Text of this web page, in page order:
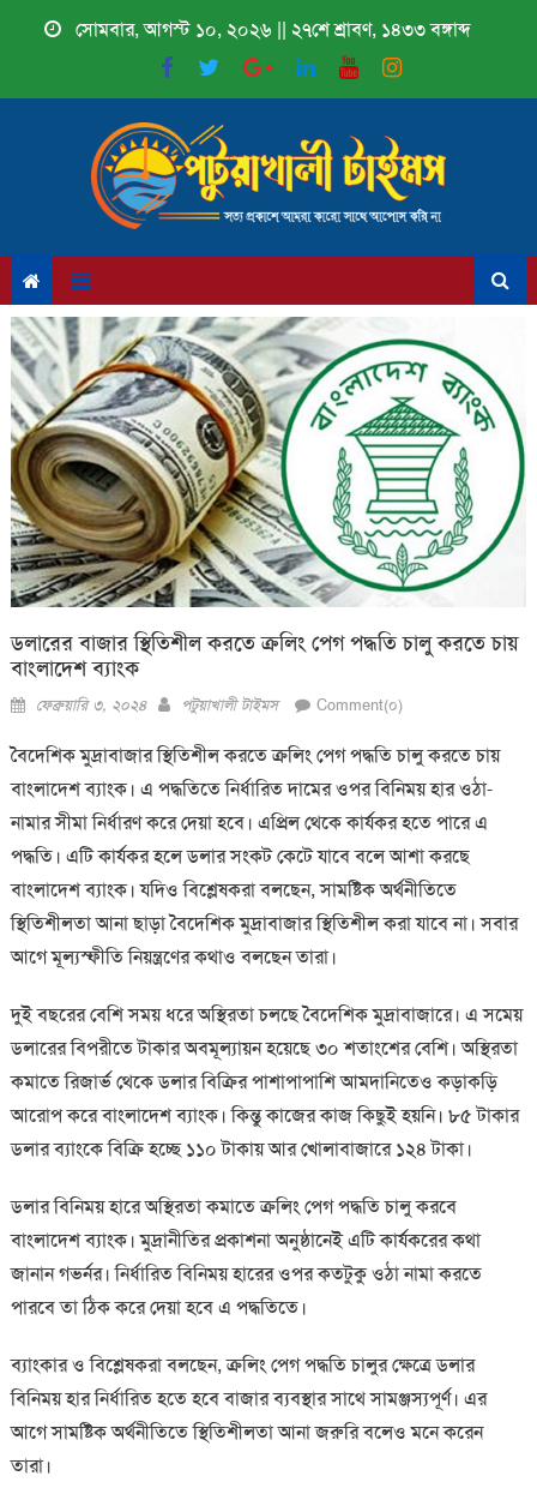
সোমবার, আগস্ট ১০, ২০২৬ || ২৭শে শ্রাবণ, ১৪৩৩ বঙ্গাব্দ
ডলারের বাজার স্থিতিশীল করতে ক্রলিং পেগ পদ্ধতি চালু করতে চায়
বাংলাদেশ ব্যাংক
Posted
ফেব্রুয়ারি ৩, ২০২৪ Author
পটুয়াখালী টাইমস Comment(০)
বৈদেশিক মুদ্রাবাজার স্থিতিশীল করতে ক্রলিং পেগ পদ্ধতি চালু করতে চায়
বাংলাদেশ ব্যাংক। এ পদ্ধতিতে নির্ধারিত দামের ওপর বিনিময় হার ওঠা-
নামার সীমা নির্ধারণ করে দেয়া হবে। এপ্রিল থেকে কার্যকর হতে পারে এ
পদ্ধতি। এটি কার্যকর হলে ডলার সংকট কেটে যাবে বলে আশা করছে
বাংলাদেশ ব্যাংক। যদিও বিশ্লেষকরা বলছেন, সামষ্টিক অর্থনীতিতে
স্থিতিশীলতা আনা ছাড়া বৈদেশিক মুদ্রাবাজার স্থিতিশীল করা যাবে না। সবার
আগে মূল্যস্ফীতি নিয়ন্ত্রণের কথাও বলছেন তারা।
দুই বছরের বেশি সময় ধরে অস্থিরতা চলছে বৈদেশিক মুদ্রাবাজারে। এ সমেয়
ডলারের বিপরীতে টাকার অবমূল্যায়ন হয়েছে ৩০ শতাংশের বেশি। অস্থিরতা
কমাতে রিজার্ভ থেকে ডলার বিক্রির পাশাপাপাশি আমদানিতেও কড়াকড়ি
আরোপ করে বাংলাদেশ ব্যাংক। কিন্তু কাজের কাজ কিছুই হয়নি। ৮৫ টাকার
ডলার ব্যাংকে বিক্রি হচ্ছে ১১০ টাকায় আর খোলাবাজারে ১২৪ টাকা।
ডলার বিনিময় হারে অস্থিরতা কমাতে ক্রলিং পেগ পদ্ধতি চালু করবে
বাংলাদেশ ব্যাংক। মুদ্রানীতির প্রকাশনা অনুষ্ঠানেই এটি কার্যকরের কথা
জানান গভর্নর। নির্ধারিত বিনিময় হারের ওপর কতটুকু ওঠা নামা করতে
পারবে তা ঠিক করে দেয়া হবে এ পদ্ধতিতে।
ব্যাংকার ও বিশ্লেষকরা বলছেন, ক্রলিং পেগ পদ্ধতি চালুর ক্ষেত্রে ডলার
বিনিময় হার নির্ধারিত হতে হবে বাজার ব্যবস্থার সাথে সামঞ্জস্যপূর্ণ। এর
আগে সামষ্টিক অর্থনীতিতে স্থিতিশীলতা আনা জরুরি বলেও মনে করেন
তারা।